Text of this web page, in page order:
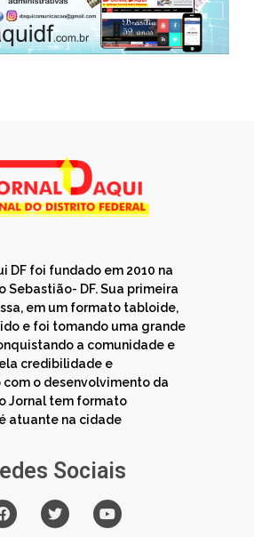
DF foi fundado em 2010 na
Sebastião- DF. Sua primeira
em um formato tabloide,
e foi tomando uma grande
a comunidade e
credibilidade e
com o desenvolvimento da
Jornal tem formato
atuante na cidade
Sociais